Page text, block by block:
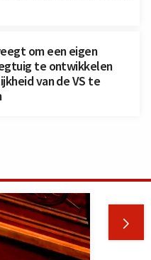
om een eigen
te ontwikkelen
van de VS te
